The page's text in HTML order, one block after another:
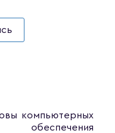
компьютерных